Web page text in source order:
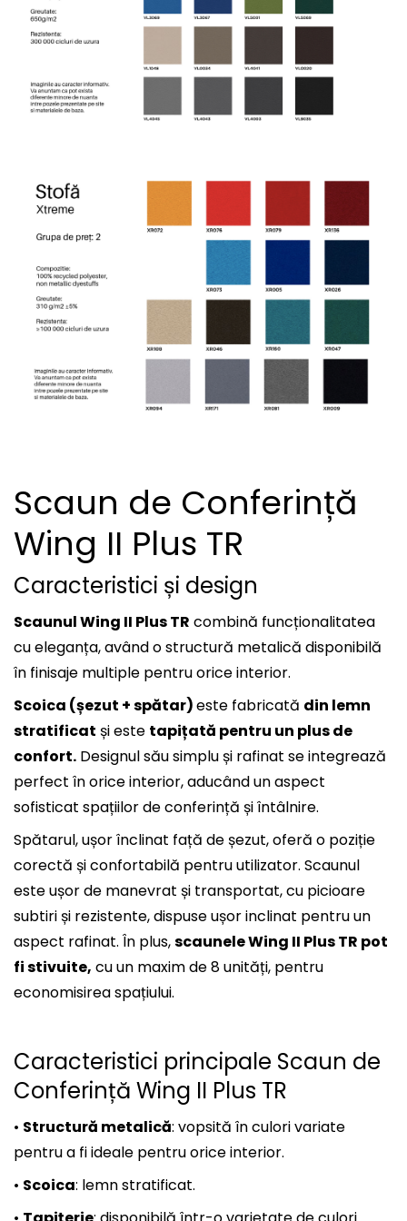
Scaun de Conferință
Wing II Plus TR
Caracteristici și design
Scaunul Wing II Plus TR combină funcționalitatea
cu eleganța, având o structură metalică disponibilă
în finisaje multiple pentru orice interior.
Scoica (șezut + spătar)este fabricată din lemn
stratificat și este tapițată pentru un plus de
confort. Designul său simplu și rafinat se integrează
perfect în orice interior, aducând un aspect
sofisticat spațiilor de conferință și întâlnire.
Spătarul, ușor înclinat față de șezut, oferă o poziție
corectă și confortabilă pentru utilizator. Scaunul
este ușor de manevrat și transportat, cu picioare
subtiri și rezistente, dispuse ușor inclinat pentru un
aspect rafinat. În plus,scaunele Wing II Plus TR pot
fi stivuite, cu un maxim de 8 unități, pentru
economisirea spațiului.
Caracteristici principale Scaun de
Conferință Wing II Plus TR
• Structură metalică: vopsită în culori variate
pentru a fi ideale pentru orice interior.
• Scoica: lemn stratificat.